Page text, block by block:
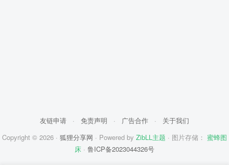
友链申请 · 免责声明 · 广告合作 ·
关于我们
Copyright © 2026 · 狐狸分享网 · Powered by ZibLL主题 · 图片存储： 蜜蜂图
床 · 鲁ICP备2023044326号